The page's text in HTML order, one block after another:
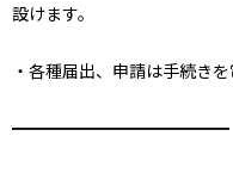
設けます。
・各種届出、申請は手続きを
━━━━━━━━━━━━━